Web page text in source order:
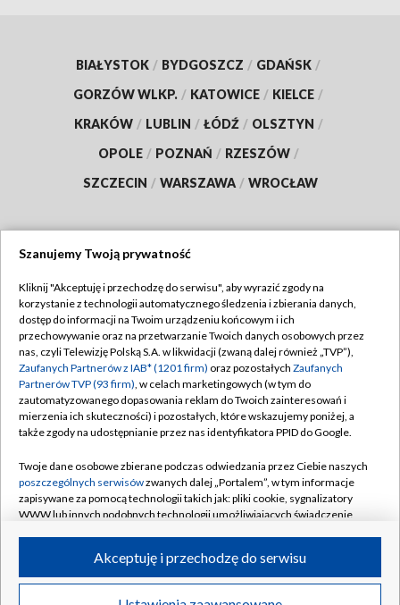
BIAŁYSTOK / BYDGOSZCZ / GDAŃSK /
GORZÓW WLKP. / KATOWICE / KIELCE /
KRAKÓW / LUBLIN / ŁÓDŹ / OLSZTYN /
OPOLE / POZNAŃ / RZESZÓW /
SZCZECIN / WARSZAWA / WROCŁAW
TVP
Abonament TVP
Emisja w TVP
Centrum informacji TVP
Naziemna Telewizja Cyfrowa
Rada Programowa
System NOS
Informacje o nadawcy
Program dla prasy
Regulamin TVP
Polityka prywatności
Moje zgody
Pomoc
Kontakt
Kanały
©2026 Telewizja Polska S.A. w likwidacji
Szanujemy Twoją prywatność
Kliknij "Akceptuję i przechodzę do serwisu", aby wyrazić zgody na
korzystanie z technologii automatycznego śledzenia i zbierania danych,
dostęp do informacji na Twoim urządzeniu końcowym i ich
przechowywanie oraz na przetwarzanie Twoich danych osobowych przez
nas, czyli Telewizję Polską S.A. w likwidacji (zwaną dalej również „TVP”),
Zaufanych Partnerów z IAB* (1201 firm) oraz pozostałych Zaufanych
Partnerów TVP (93 firm), w celach marketingowych (w tym do
zautomatyzowanego dopasowania reklam do Twoich zainteresowań i
mierzenia ich skuteczności) i pozostałych, które wskazujemy poniżej, a
także zgody na udostępnianie przez nas identyfikatora PPID do Google.
Twoje dane osobowe zbierane podczas odwiedzania przez Ciebie naszych
poszczególnych serwisówzwanych dalej „Portalem”, w tym informacje
zapisywane za pomocą technologii takich jak: pliki cookie, sygnalizatory
WWW lub innych podobnych technologii umożliwiających świadczenie
ruchu w Internecie.
Twoje dane osobowe zbierane podczas odwiedzania przez Ciebie
Akceptuję i przechodzę do serwisu